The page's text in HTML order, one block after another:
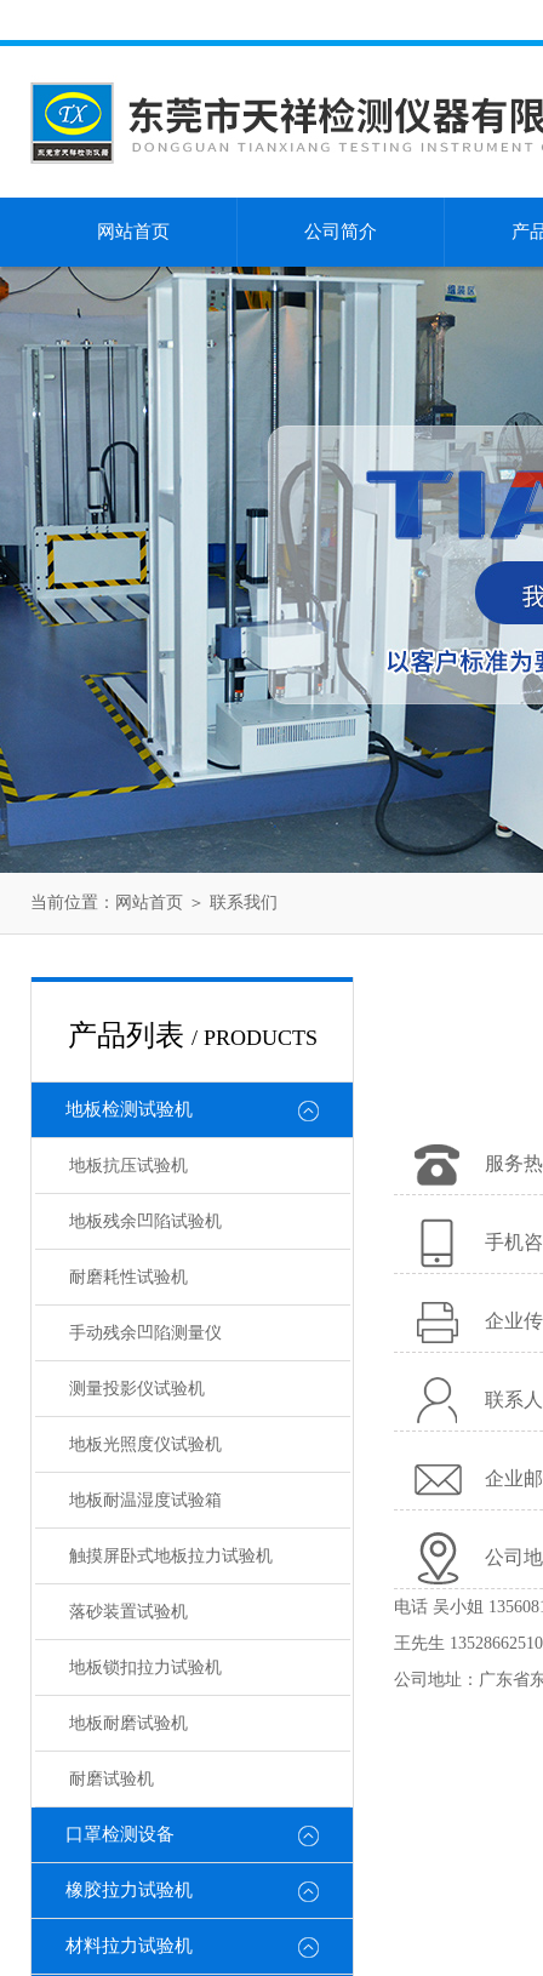
网站首页 公司简介 产
当前位置： 网站首页 ＞ 联系我们
产品列表 / PRODUCTS
地板检测试验机
地板抗压试验机
地板残余凹陷试验机
耐磨耗性试验机
手动残余凹陷测量仪
测量投影仪试验机
地板光照度仪试验机
地板耐温湿度试验箱
触摸屏卧式地板拉力试验机
落砂装置试验机
地板锁扣拉力试验机
地板耐磨试验机
耐磨试验机
口罩检测设备
橡胶拉力试验机
材料拉力试验机
服务
手机
企业
联系
企业
公司
电话 吴小姐
王先生 13528662510
公司地址：广东省